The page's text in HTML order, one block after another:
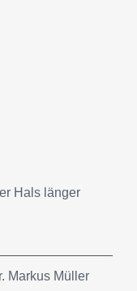
Hals länger
Markus Müller